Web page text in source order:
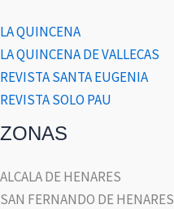
LA QUINCENA
LA QUINCENA DE VALLECAS
REVISTA SANTA EUGENIA
REVISTA SOLO PAU
ZONAS
ALCALA DE HENARES
SAN FERNANDO DE HENARES